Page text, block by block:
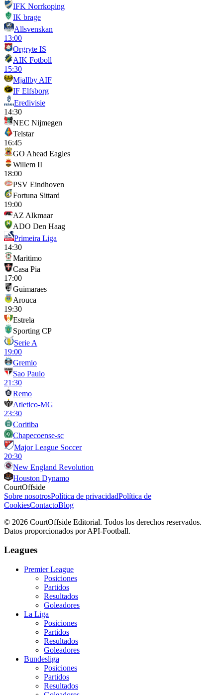
IFK Norrkoping
IK brage
Allsvenskan
13:00
Orgryte IS
AIK Fotboll
15:30
Mjallby AIF
IF Elfsborg
Eredivisie
14:30
NEC Nijmegen
Telstar
16:45
GO Ahead Eagles
Willem II
18:00
PSV Eindhoven
Fortuna Sittard
19:00
AZ Alkmaar
ADO Den Haag
Primeira Liga
14:30
Maritimo
Casa Pia
17:00
Guimaraes
Arouca
19:30
Estrela
Sporting CP
Serie A
19:00
Gremio
Sao Paulo
21:30
Remo
Atletico-MG
23:30
Coritiba
Chapecoense-sc
Major League Soccer
20:30
New England Revolution
Houston Dynamo
CourtOffside
Sobre nosotrosPolítica de privacidadPolítica de
CookiesContactoBlog
© 2026 CourtOffside Editorial. Todos los derechos reservados.
Datos proporcionados por API-Football.
Leagues
Premier League
Posiciones
Partidos
Resultados
Goleadores
La Liga
Posiciones
Partidos
Resultados
Goleadores
Bundesliga
Posiciones
Partidos
Resultados